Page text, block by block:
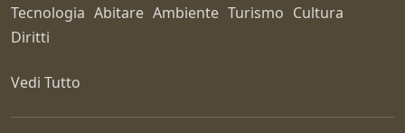
Tecnologia Abitare Ambiente Turismo Cultura
Diritti
Vedi Tutto